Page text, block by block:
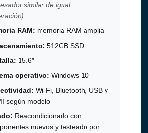
similar de igual
RAM: memoria RAM amplia
512GB SSD
15.6″
operativo: Windows 10
Wi-Fi, Bluetooth, USB y
según modelo
Reacondicionado con
nuevos y testeado por